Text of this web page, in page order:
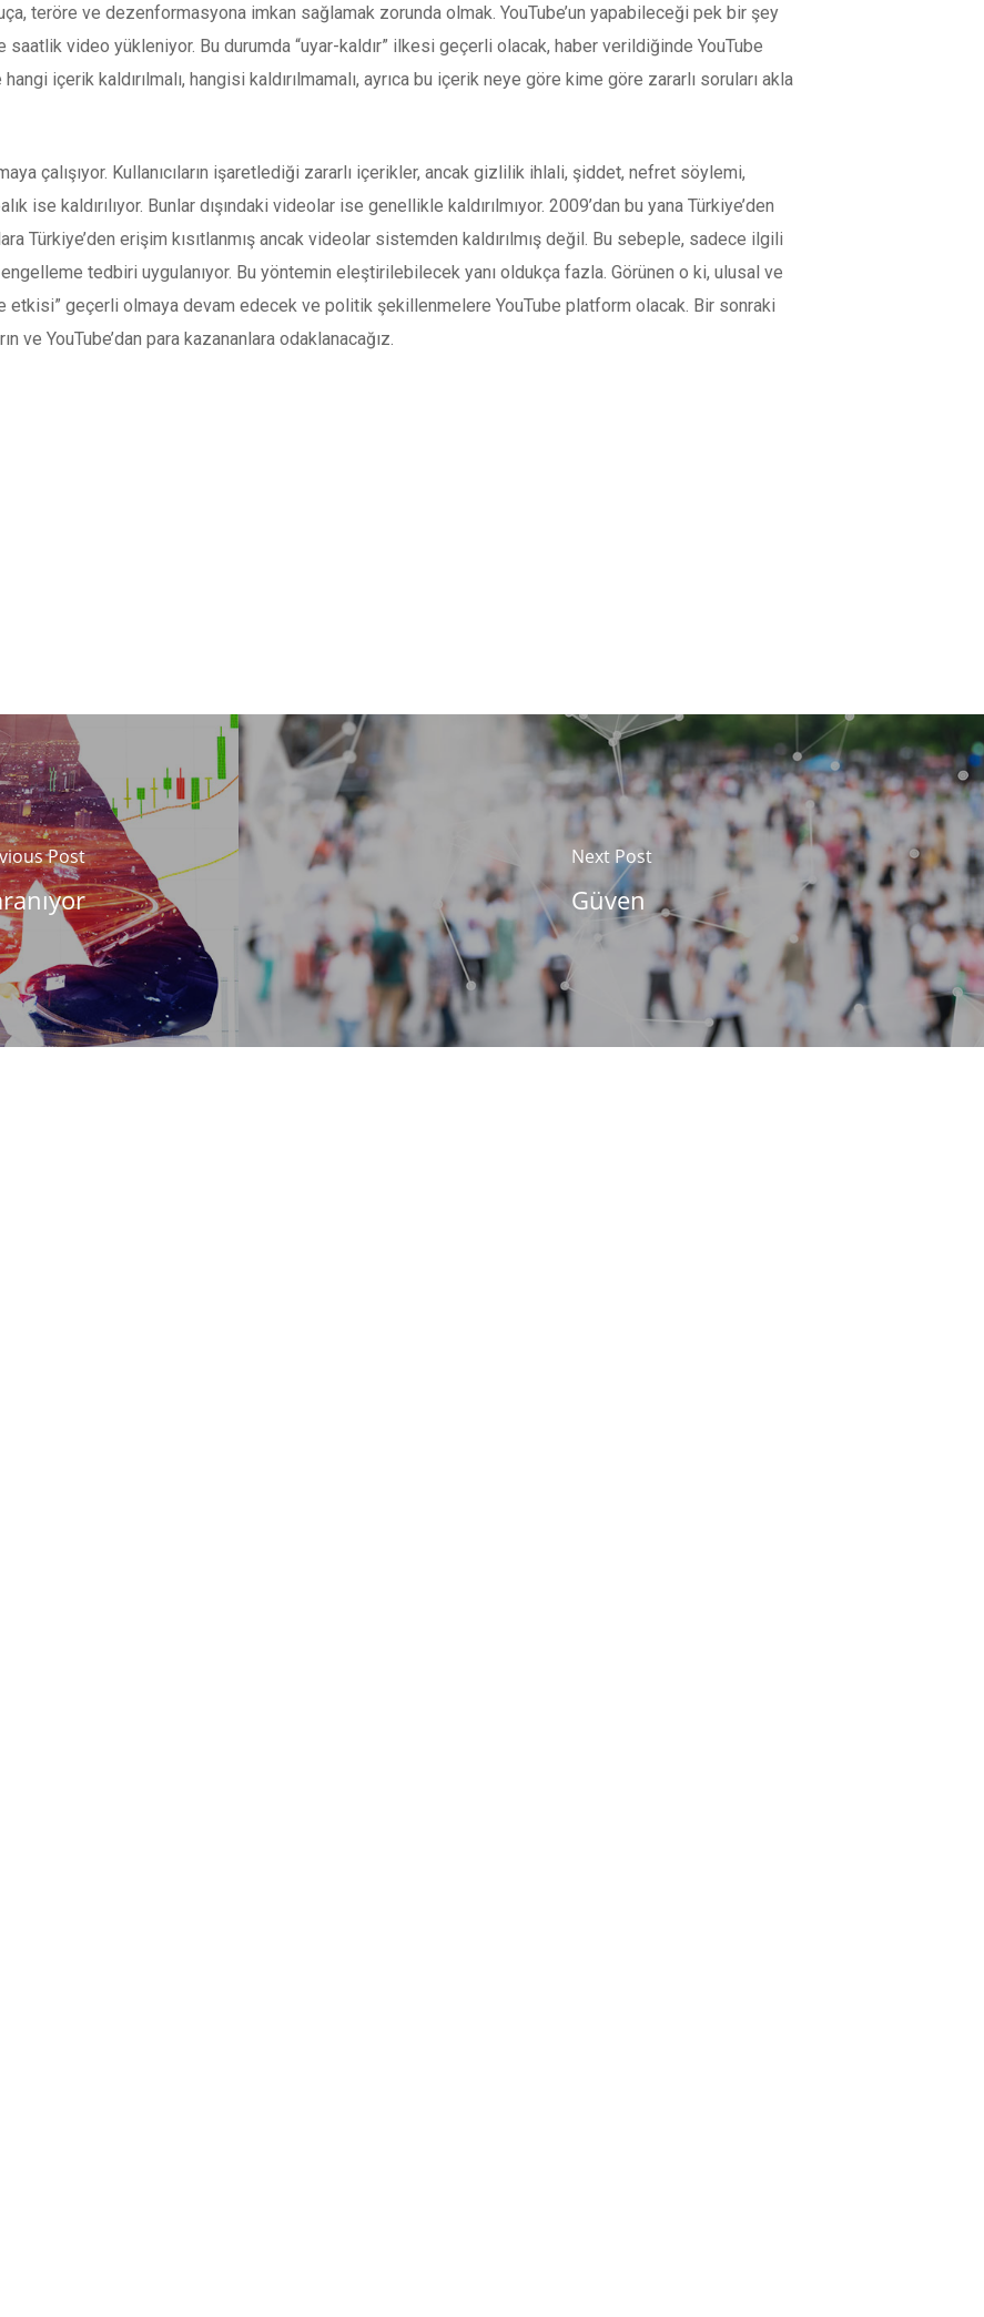
teröre ve dezenformasyona imkan sağlamak zorunda olmak. YouTube’un yapabileceği pek bir şey
video yükleniyor. Bu durumda “uyar-kaldır” ilkesi geçerli olacak, haber verildiğinde YouTube
içerik kaldırılmalı, hangisi kaldırılmamalı, ayrıca bu içerik neye göre kime göre zararlı soruları akla
çalışıyor. Kullanıcıların işaretlediği zararlı içerikler, ancak gizlilik ihlali, şiddet, nefret söylemi,
ise kaldırılıyor. Bunlar dışındaki videolar ise genellikle kaldırılmıyor. 2009’dan bu yana Türkiye’den
Türkiye’den erişim kısıtlanmış ancak videolar sistemden kaldırılmış değil. Bu sebeple, sadece ilgili
tedbiri uygulanıyor. Bu yöntemin eleştirilebilecek yanı oldukça fazla. Görünen o ki, ulusal ve
etkisi” geçerli olmaya devam edecek ve politik şekillenmelere YouTube platform olacak. Bir sonraki
ve YouTube’dan para kazananlara odaklanacağız.
Post Next Post
Güven